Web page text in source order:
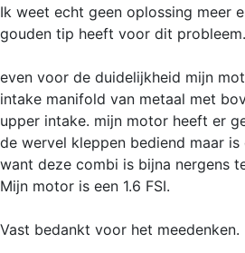
Ik weet echt geen oplossing meer
gouden tip heeft voor dit probleem.
even voor de duidelijkheid mijn
intake manifold van metaal met
upper intake. mijn motor heeft er
de wervel kleppen bediend maar is
want deze combi is bijna nergens
Mijn motor is een 1.6 FSI.
Vast bedankt voor het meedenken.